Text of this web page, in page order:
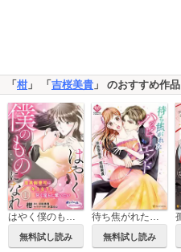
「柑」 「吉桜美貴 」 のおすすめ作品
はやく僕のものになれ 腹黒御曹司は年上女子を甘く淫らに奪いたい
無料試し読み
待ち焦がれたハッピーエンド
無料試し読み